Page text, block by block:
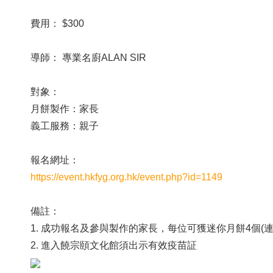
費用： $300
導師： 專業名廚ALAN SIR
對象：
月餅製作：家長
義工服務：親子
報名網址：
https://event.hkfyg.org.hk/event.php?id=1149
備註：
1. 成功報名及參與製作的家長，每位可獲迷你月餅4個(
2. 進入饒宗頤文化館須出示有效疫苗証